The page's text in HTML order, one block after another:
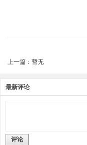
上一篇：暂无
最新评论
评论